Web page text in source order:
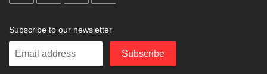
Subscribe to our newsletter
Enter
Subscribe